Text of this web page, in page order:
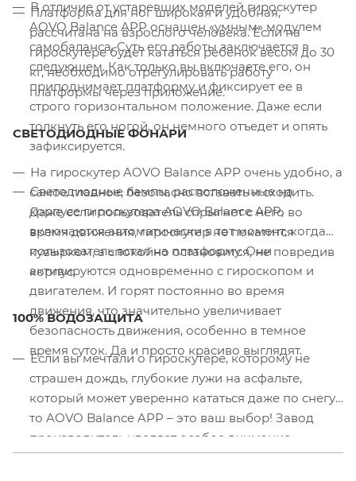
Платформа для ног широкая и удобная,
рассчитана на взрослого человека. Если на
гироскутере будет кататься ребенок весом до 30
кг, необходимо отрегулировать работу
платформы через приложение.
В отличие от устаревших моделей гироскутер
AOVO Balance APP оснащен «умным» модулем
самобаланса. Суть его работы заключается в
следующем. Как только вы включаете его, он
приподнимает платформу и фиксирует ее в
строго горизонтальном положение. Даже если
толкнуть его ногой, он немного отъедет и опять
зафиксируется.
На гироскутер AOVO Balance APP очень удобно, а
самое главное, безопасно вставать и сходить.
Даже если пользователь спрыгнет с него во
время движения, гироскутер не покатится
кувырком, а спокойно остановится, не повредив
корпус.
СВЕТОДИОДНЫЕ ФОНАРИ
Светодиодные лампы, расположенные на
корпусе гироскутера AOVO Balance APP,
включаются автоматически в тот момент, когда
пользователь встал на платформу. Они
активируются одновременно с гироскопом и
двигателем. И горят постоянно во время
движения, что значительно увеличивает
безопасность движения, особенно в темное
время суток. Да и просто красиво выглядят.
100% ВОДОЗАЩИТА
Если вы мечтали о гироскутере, которому не
страшен дождь, глубокие лужи на асфальте,
который может уверенно кататься даже по снегу,
то AOVO Balance APP – это ваш выбор! Завод
производитель уделяет особое внимание
гидроизоляции. Мы много раз проверяли этот